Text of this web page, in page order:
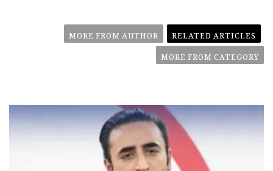
RELATED ARTICLES
MORE FROM AUTHOR
MORE FROM CATEGORY